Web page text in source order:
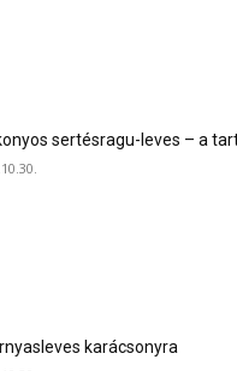
sertésragu-leves – a
karácsonyra